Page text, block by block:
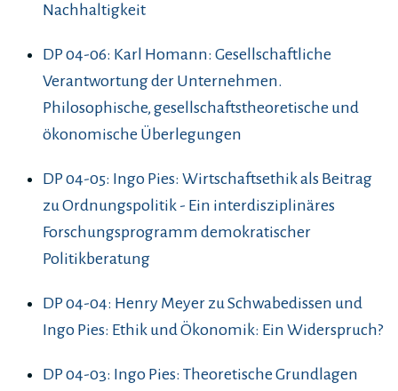
Nachhaltigkeit
DP 04-06: Karl Homann: Gesellschaftliche
Verantwortung der Unternehmen.
Philosophische, gesellschaftstheoretische und
ökonomische Überlegungen
DP 04-05: Ingo Pies: Wirtschaftsethik als Beitrag
zu Ordnungspolitik - Ein interdisziplinäres
Forschungsprogramm demokratischer
Politikberatung
DP 04-04: Henry Meyer zu Schwabedissen und
Ingo Pies: Ethik und Ökonomik: Ein Widerspruch?
DP 04-03: Ingo Pies: Theoretische Grundlagen